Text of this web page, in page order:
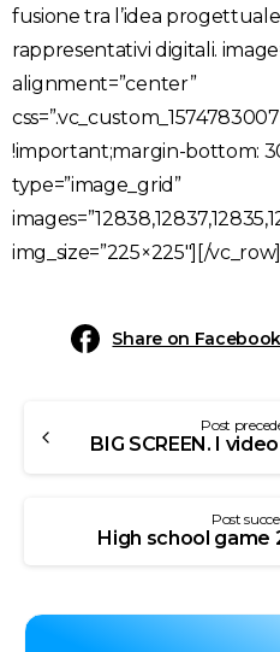
fusione tra l’idea
rappresentativi digitali.
alignment=”center”
!important;margin-bottom:
type=”image_grid”
img_size=”225×225″][/vc_row]
Share on Facebook
Post
Post